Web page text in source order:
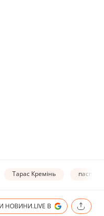
Тарас Кремінь
НОВИНИ.LIVE В